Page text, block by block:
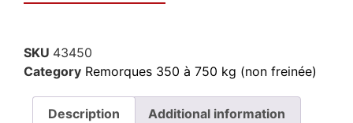
SKU 43450
Category Remorques 350 à 750 kg (non freinée)
Description Additional information